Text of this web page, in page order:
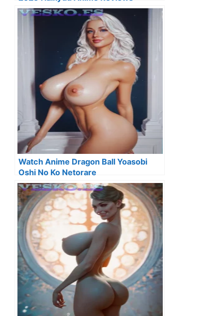
Watch Anime Dragon Ball Yoasobi
Oshi No Ko Netorare